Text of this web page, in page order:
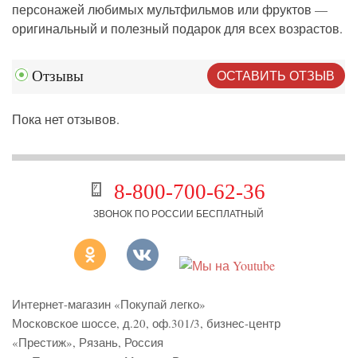
персонажей любимых мультфильмов или фруктов —
оригинальный и полезный подарок для всех возрастов.
Отзывы ОСТАВИТЬ ОТЗЫВ
Пока нет отзывов.
8-800-700-62-36
ЗВОНОК ПО РОССИИ БЕСПЛАТНЫЙ
Интернет-магазин «Покупай легко»
Московское шоссе, д.20, оф.301/3, бизнес-центр
«Престиж», Рязань, Россия